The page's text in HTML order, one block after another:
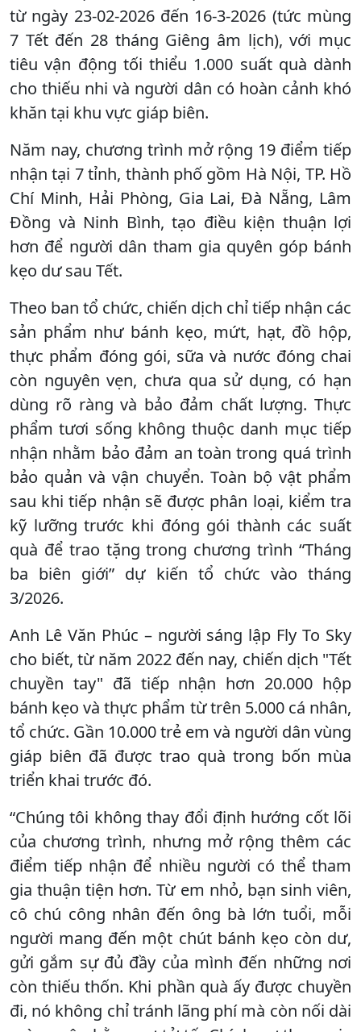
từ ngày 23-02-2026 đến 16-3-2026 (tức mùng
7 Tết đến 28 tháng Giêng âm lịch), với mục
tiêu vận động tối thiểu 1.000 suất quà dành
cho thiếu nhi và người dân có hoàn cảnh khó
khăn tại khu vực giáp biên.
Năm nay, chương trình mở rộng 19 điểm tiếp
nhận tại 7 tỉnh, thành phố gồm Hà Nội, TP. Hồ
Chí Minh, Hải Phòng, Gia Lai, Đà Nẵng, Lâm
Đồng và Ninh Bình, tạo điều kiện thuận lợi
hơn để người dân tham gia quyên góp bánh
kẹo dư sau Tết.
Theo ban tổ chức, chiến dịch chỉ tiếp nhận các
sản phẩm như bánh kẹo, mứt, hạt, đồ hộp,
thực phẩm đóng gói, sữa và nước đóng chai
còn nguyên vẹn, chưa qua sử dụng, có hạn
dùng rõ ràng và bảo đảm chất lượng. Thực
phẩm tươi sống không thuộc danh mục tiếp
nhận nhằm bảo đảm an toàn trong quá trình
bảo quản và vận chuyển. Toàn bộ vật phẩm
sau khi tiếp nhận sẽ được phân loại, kiểm tra
kỹ lưỡng trước khi đóng gói thành các suất
quà để trao tặng trong chương trình “Tháng
ba biên giới” dự kiến tổ chức vào tháng
3/2026.
Anh Lê Văn Phúc – người sáng lập Fly To Sky
cho biết, từ năm 2022 đến nay, chiến dịch "Tết
chuyền tay" đã tiếp nhận hơn 20.000 hộp
bánh kẹo và thực phẩm từ trên 5.000 cá nhân,
tổ chức. Gần 10.000 trẻ em và người dân vùng
giáp biên đã được trao quà trong bốn mùa
triển khai trước đó.
“Chúng tôi không thay đổi định hướng cốt lõi
của chương trình, nhưng mở rộng thêm các
điểm tiếp nhận để nhiều người có thể tham
gia thuận tiện hơn. Từ em nhỏ, bạn sinh viên,
cô chú công nhân đến ông bà lớn tuổi, mỗi
người mang đến một chút bánh kẹo còn dư,
gửi gắm sự đủ đầy của mình đến những nơi
còn thiếu thốn. Khi phần quà ấy được chuyền
đi, nó không chỉ tránh lãng phí mà còn nối dài